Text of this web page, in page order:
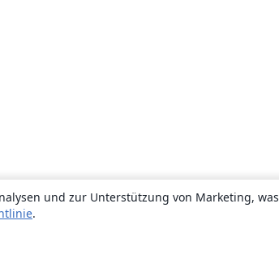
und zur Unterstützung von Marketing, was
.